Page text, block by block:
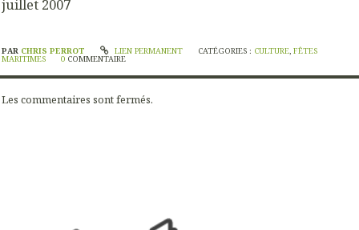
juillet 2007
PAR CHRIS PERROT LIEN PERMANENT CATÉGORIES : CULTURE,FÊTES
MARITIMES 0 COMMENTAIRE
Les commentaires sont fermés.